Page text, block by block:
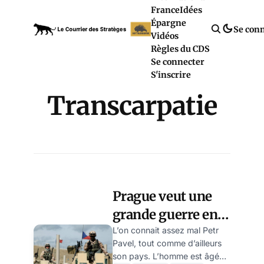
FranceIdées
Épargne
Vidéos
Règles du CDS
Se connecter
S'inscrire
Se
Transcarpatie
Prague veut une
grande guerre en
Europe ! par
Mikhaïl Zoubov
L’on connait assez mal Petr
Pavel, tout comme d’ailleurs
son pays. L’homme est âgé